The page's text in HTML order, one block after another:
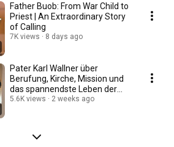
Father Buob: From War Child to
Priest | An Extraordinary Story
of Calling
7K views 8 days ago
Pater Karl Wallner über
Berufung, Kirche, Mission und
das spannendste Leben der
Welt #katholisch
5.6K views 2 weeks ago